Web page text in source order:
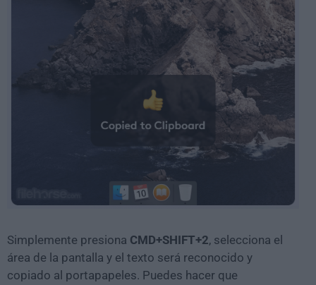
Simplemente presiona CMD+SHIFT+2, selecciona el
área de la pantalla y el texto será reconocido y
copiado al portapapeles. Puedes hacer que